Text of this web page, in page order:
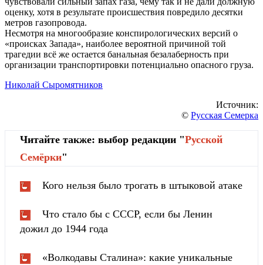
оценку, хотя в результате происшествия повредило десятки
метров газопровода.
Несмотря на многообразие конспирологических версий о
«происках Запада», наиболее вероятной причиной той
трагедии всё же остается банальная безалаберность при
организации транспортировки потенциально опасного груза.
Николай Сыромятников
Источник:
© Русская Семерка
Читайте также: выбор редакции "Русской
Cемёрки"
Кого нельзя было трогать в штыковой атаке
Что стало бы с СССР, если бы Ленин
дожил до 1944 года
«Волкодавы Сталина»: какие уникальные